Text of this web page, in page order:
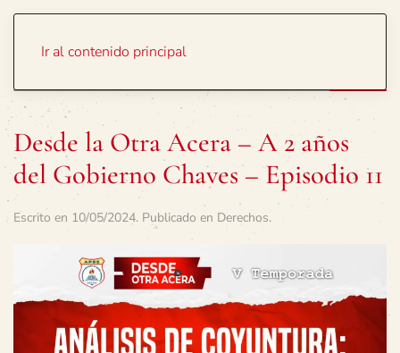
Ir al contenido principal
Desde la Otra Acera – A 2 años
del Gobierno Chaves – Episodio 11
Escrito en 10/05/2024. Publicado en Derechos.